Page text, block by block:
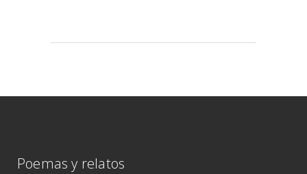
Poemas y relatos